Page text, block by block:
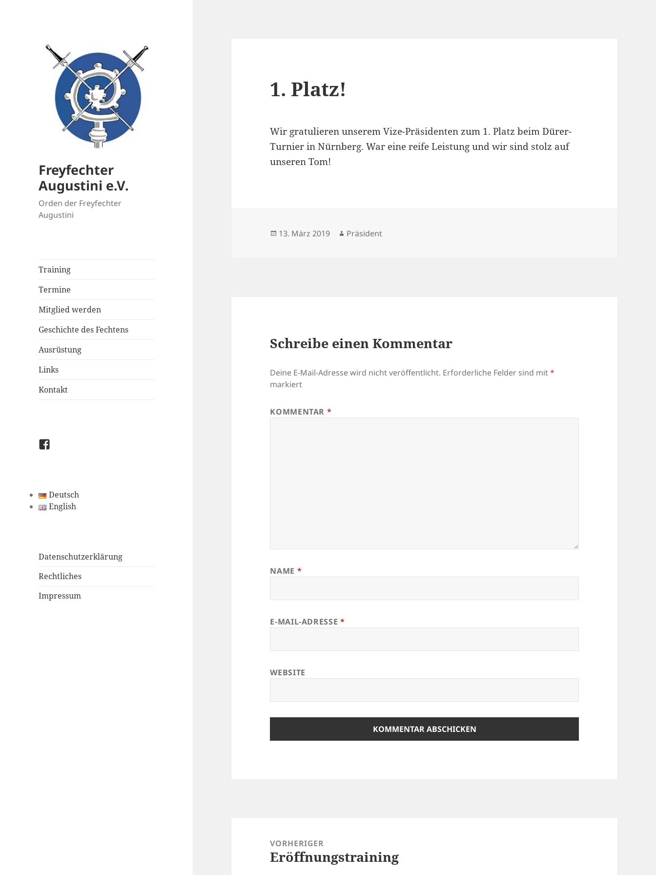
Freyfechter
Augustini e.V.
Orden der Freyfechter
Augustini
Training
Termine
Mitglied werden
Geschichte des Fechtens
Ausrüstung
Links
Kontakt
Facebook
Deutsch
English
Datenschutzerklärung
Rechtliches
Impressum
1. Platz!
Wir gratulieren unserem Vize-Präsidenten zum 1. Platz beim Dürer-
Turnier in Nürnberg. War eine reife Leistung und wir sind stolz auf
unseren Tom!
Veröffentlicht
13. März 2019 Autor
Präsident
Schreibe einen Kommentar
Deine E-Mail-Adresse wird nicht veröffentlicht. Erforderliche Felder sind mit*
markiert
KOMMENTAR *
NAME *
E-MAIL-ADRESSE *
WEBSITE
VORHERIGER
Vorheriger
Eröffnungstraining